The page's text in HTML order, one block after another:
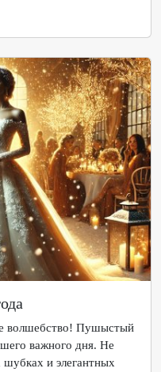
волшебство! Пушыстый
важного дня. Не
и элегантных